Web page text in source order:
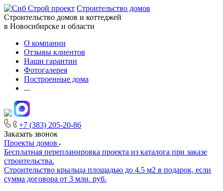
Строительство домов
Строительство домов и коттеджей
в Новосибирске и области
О компании
Отзывы клиентов
Наши гарантии
Фотогалерея
Построенные дома
...
+7 (383) 205-20-86
Заказать звонок
Проекты домов
Бесплатная перепланировка проекта из каталога при заказе
строительства.
Строительство крыльца площадью до 4.5 м2 в подарок, если
сумма договора от 3 млн. руб.